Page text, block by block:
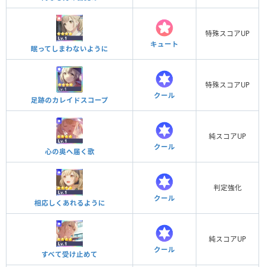
眠ってしまわないように
キュート
特殊スコアUP
足跡のカレイドスコープ
クール
特殊スコアUP
心の奥へ届く歌
クール
純スコアUP
相応しくあれるように
クール
判定強化
すべて受け止めて
クール
純スコアUP